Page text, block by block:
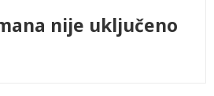
nije uključeno